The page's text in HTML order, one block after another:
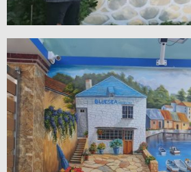
VIEW MORE